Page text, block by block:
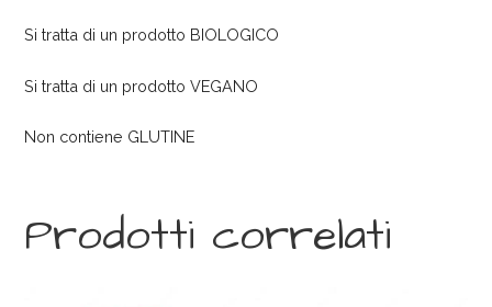
Si tratta di un prodotto BIOLOGICO
Si tratta di un prodotto VEGANO
Non contiene GLUTINE
Prodotti correlati